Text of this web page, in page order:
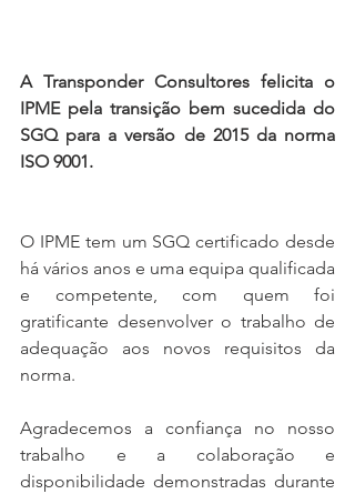
A Transponder Consultores felicita o
IPME pela transição bem sucedida do
SGQ para a versão de 2015 da norma
ISO 9001.
O IPME tem um SGQ certificado desde
há vários anos e uma equipa qualificada
e competente, com quem foi
gratificante desenvolver o trabalho de
adequação aos novos requisitos da
norma.
Agradecemos a confiança no nosso
trabalho e a colaboração e
disponibilidade demonstradas durante